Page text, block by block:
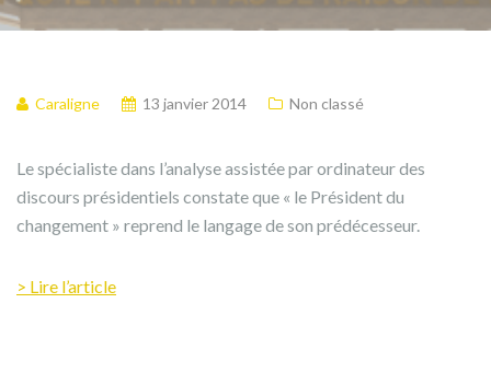
Caraligne 13 janvier 2014 Non classé
Le spécialiste dans l’analyse assistée par ordinateur des
discours présidentiels constate que « le Président du
changement » reprend le langage de son prédécesseur.
> Lire l’article